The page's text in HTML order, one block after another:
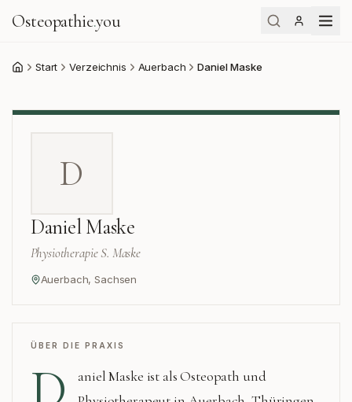
Osteopathie.you
Start Start Verzeichnis Auerbach Daniel Maske
D
Daniel Maske
Physiotherapie S. Maske
Auerbach,Sachsen
ÜBER DIE PRAXIS
aniel Maske ist als Osteopath und